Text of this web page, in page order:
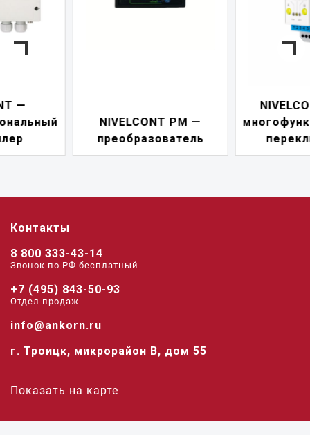
NIVELCONT PM —
преобразователь
NIVELCONT PKK —
переключатель
Контакты
8 800 333-43-14
Звонок по РФ беcплатный
+7 (495) 843-50-93
Отдел продаж
info@ankorn.ru
г. Троицк, микрорайон В, дом 55
Показать на карте